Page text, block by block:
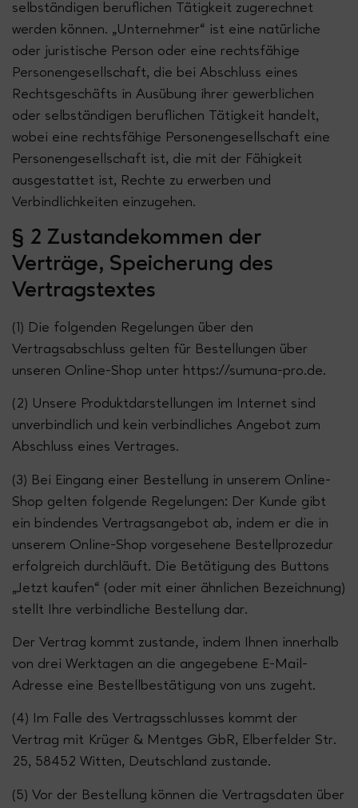
selbständigen beruflichen Tätigkeit zugerechnet
werden können. „Unternehmer“ ist eine natürliche
oder juristische Person oder eine rechtsfähige
Personengesellschaft, die bei Abschluss eines
Rechtsgeschäfts in Ausübung ihrer gewerblichen
oder selbständigen beruflichen Tätigkeit handelt,
wobei eine rechtsfähige Personengesellschaft eine
Personengesellschaft ist, die mit der Fähigkeit
ausgestattet ist, Rechte zu erwerben und
Verbindlichkeiten einzugehen.
§ 2 Zustandekommen der
Verträge, Speicherung des
Vertragstextes
(1) Die folgenden Regelungen über den
Vertragsabschluss gelten für Bestellungen über
unseren Online-Shop unter https://sumuna-pro.de.
(2) Unsere Produktdarstellungen im Internet sind
unverbindlich und kein verbindliches Angebot zum
Abschluss eines Vertrages.
(3) Bei Eingang einer Bestellung in unserem Online-
Shop gelten folgende Regelungen: Der Kunde gibt
ein bindendes Vertragsangebot ab, indem er die in
unserem Online-Shop vorgesehene Bestellprozedur
erfolgreich durchläuft. Die Betätigung des Buttons
„Jetzt kaufen“ (oder mit einer ähnlichen Bezeichnung)
stellt Ihre verbindliche Bestellung dar.
Der Vertrag kommt zustande, indem Ihnen innerhalb
von drei Werktagen an die angegebene E-Mail-
Adresse eine Bestellbestätigung von uns zugeht.
(4) Im Falle des Vertragsschlusses kommt der
Vertrag mit Krüger & Mentges GbR, Elberfelder Str.
25, 58452 Witten, Deutschland zustande.
(5) Vor der Bestellung können die Vertragsdaten über